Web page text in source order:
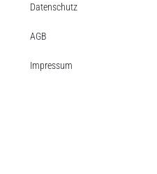
Datenschutz
AGB
Impressum